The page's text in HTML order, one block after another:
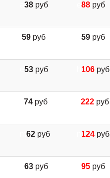
38 руб 88 руб
59 руб 59 руб
53 руб 106 руб
74 руб 222 руб
62 руб 124 руб
63 руб 95 руб